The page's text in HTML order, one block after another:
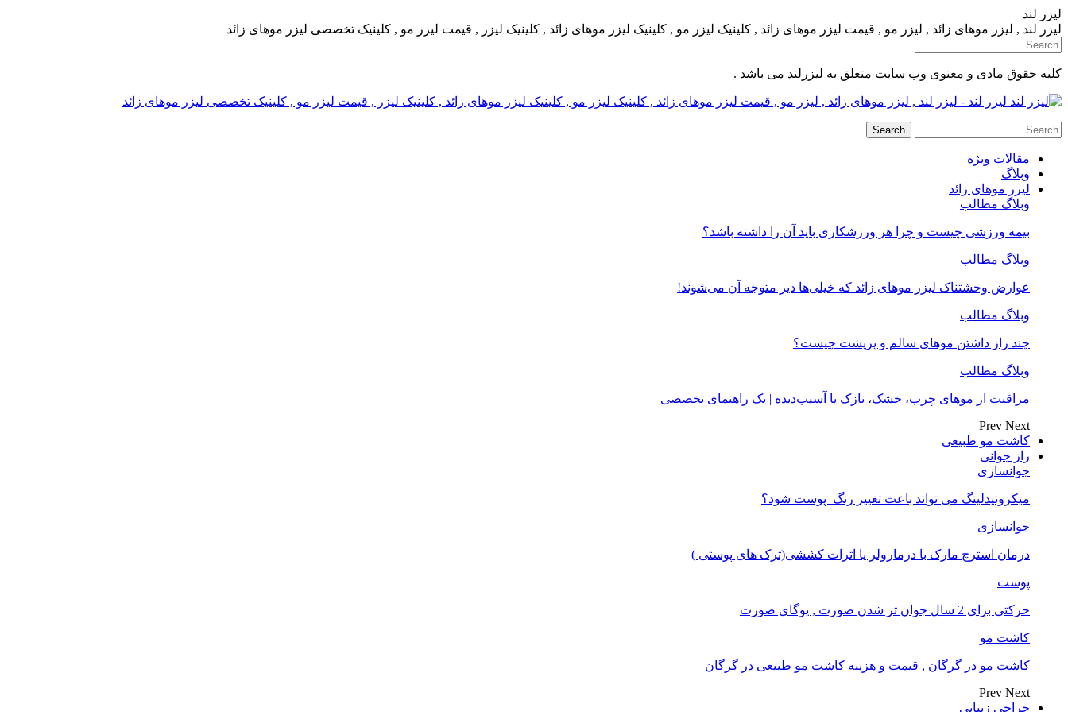
لیزر لند
لیزر لند , لیزر موهای زائد , لیزر مو , قیمت لیزر موهای زائد , کلینیک لیزر مو , کلینیک لیزر موهای زائد , کلینیک لیزر , قیمت لیزر مو , کلینیک تخصصی لیزر موهای زائد
کلیه حقوق مادی و معنوی وب سایت متعلق به لیزرلند می باشد .
لیزر لند - لیزر لند , لیزر موهای زائد , لیزر مو , قیمت لیزر موهای زائد , کلینیک لیزر مو , کلینیک لیزر موهای زائد , کلینیک لیزر , قیمت لیزر مو , کلینیک تخصصی لیزر موهای زائد
مقالات ویژه
وبلاگ
لیزر موهای زائد
وبلاگ مطالب
بیمه ورزشی چیست و چرا هر ورزشکاری باید آن را داشته باشد؟
وبلاگ مطالب
عوارض وحشتناک لیزر موهای زائد که خیلی‌ها دیر متوجه آن می‌شوند!
وبلاگ مطالب
چند راز داشتن موهای سالم و پرپشت چیست؟
وبلاگ مطالب
مراقبت از موهای چرب، خشک، نازک یا آسیب‌دیده | یک راهنمای تخصصی
Prev Next
کاشت مو طبیعی
راز جوانی
جوانسازی
میکرونیدلینگ می تواند باعث تغییر رنگ ‍ پوست شود؟
جوانسازی
درمان استرچ مارک با درمارولر یا اثرات کششی(ترک های پوستی )
پوست
حرکتی برای 2 سال جوان تر شدن صورت , یوگای صورت
کاشت مو
کاشت مو در گرگان , قیمت و هزینه کاشت مو طبیعی در گرگان
Prev Next
جراحی زیبایی